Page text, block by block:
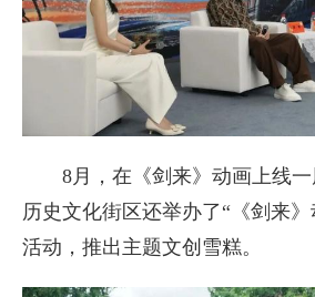
8月，在《剑来》动画上线
历史文化街区还举办了“《剑来
活动，推出主题文创雪糕。